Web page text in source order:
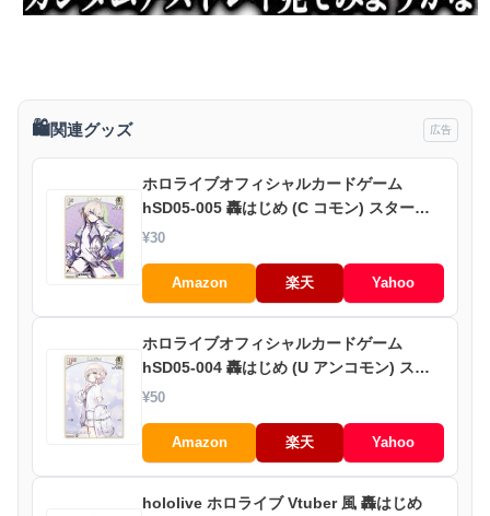
🛍️関連グッズ 広告
ホロライブオフィシャルカードゲーム
hSD05-005 轟はじめ (C コモン) スタート
デッキ 白 轟はじめ (ホロライブOCG)
¥30
Amazon 楽天 Yahoo
ホロライブオフィシャルカードゲーム
hSD05-004 轟はじめ (U アンコモン) スタ
ートデッキ 白 轟はじめ (ホロライブOCG)
¥50
Amazon 楽天 Yahoo
hololive ホロライブ Vtuber 風 轟はじめ